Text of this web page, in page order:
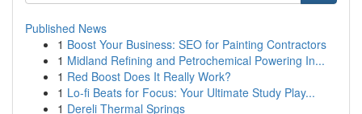
Published News
1 Boost Your Business: SEO for Painting Contractors
1 Midland Refining and Petrochemical Powering In...
1 Red Boost Does It Really Work?
1 Lo-fi Beats for Focus: Your Ultimate Study Play...
1 Dereli Thermal Springs